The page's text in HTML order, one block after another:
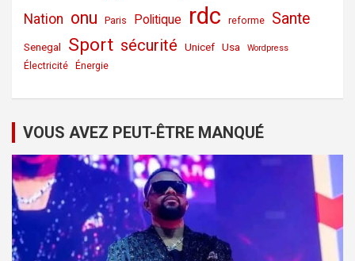
Nation onu Paris Politique rdc reforme Sante
Senegal Sport sécurité Unicef Usa Wordpress
Électricité Énergie
VOUS AVEZ PEUT-ÊTRE MANQUÉ